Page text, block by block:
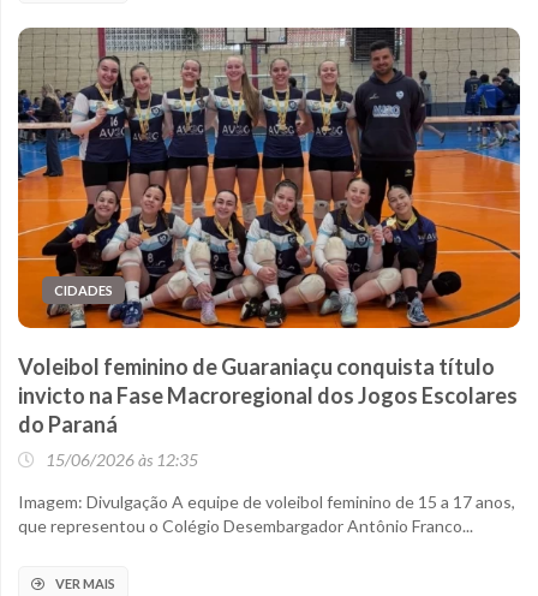
CIDADES
Voleibol feminino de Guaraniaçu conquista título
invicto na Fase Macroregional dos Jogos Escolares
do Paraná
15/06/2026 às 12:35
Imagem: Divulgação A equipe de voleibol feminino de 15 a 17 anos,
que representou o Colégio Desembargador Antônio Franco...
VER MAIS